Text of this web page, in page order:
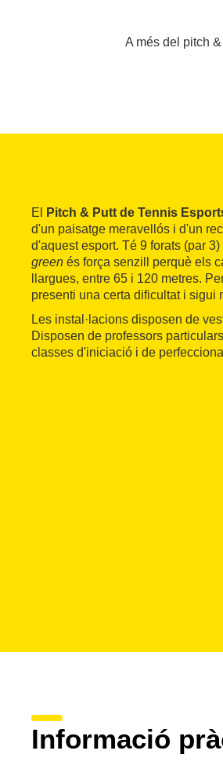
A més del pitch
El Pitch & Putt de Tennis
d'un paisatge meravellós i d'un
d'aquest esport. Té 9 forats (par
green és força senzill perquè els
llargues, entre 65 i 120 metres.
presenti una certa dificultat i sigui
Les instal·lacions disposen de
Disposen de professors
classes d'iniciació i de
Informació